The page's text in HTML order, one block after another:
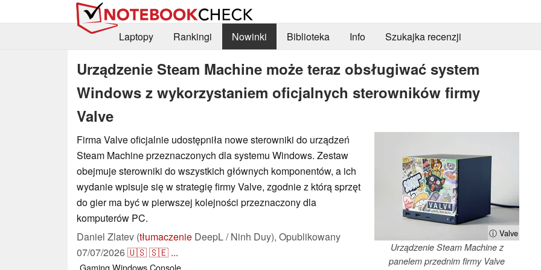
Laptopy Rankingi Nowinki Biblioteka Info Szukajka recenzji
Urządzenie Steam Machine może teraz obsługiwać system
Windows z wykorzystaniem oficjalnych sterowników firmy
Valve
ⓘ Valve
Urządzenie Steam Machine z
panelem przednim firmy Valve
Firma Valve oficjalnie udostępniła nowe sterowniki do urządzeń
Steam Machine przeznaczonych dla systemu Windows. Zestaw
obejmuje sterowniki do wszystkich głównych komponentów, a ich
wydanie wpisuje się w strategię firmy Valve, zgodnie z którą sprzęt
do gier ma być w pierwszej kolejności przeznaczony dla
komputerów PC.
Daniel Zlatev (tłumaczenie DeepL / Ninh Duy), Opublikowany
07/07/2026🇺🇸🇸🇪 ...
Gaming WindowsConsole